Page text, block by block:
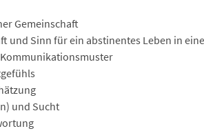
Gemeinschaft
und Sinn für ein abstinentes Leben in
und Sucht